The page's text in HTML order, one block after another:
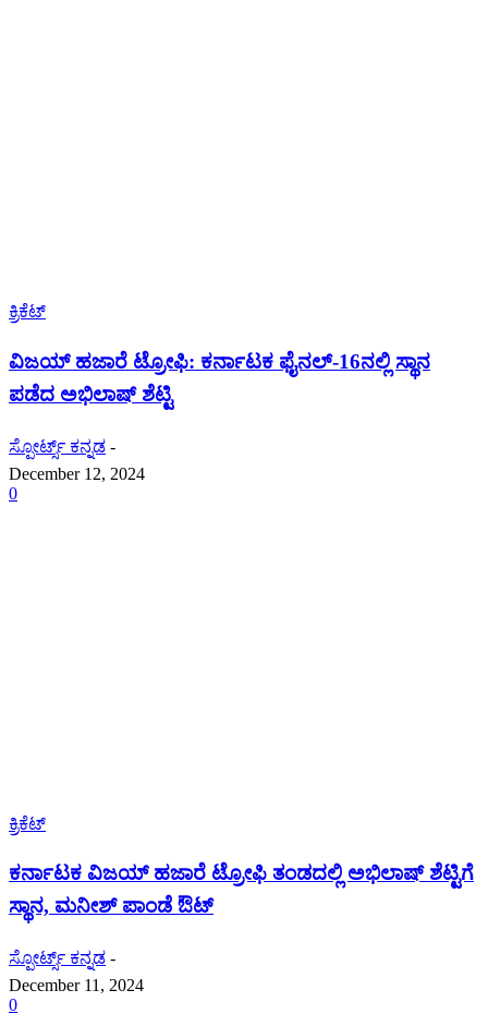
ಕ್ರಿಕೆಟ್
ವಿಜಯ್ ಹಜಾರೆ ಟ್ರೋಫಿ: ಕರ್ನಾಟಕ ಫೈನಲ್-16ನಲ್ಲಿ ಸ್ಥಾನ
ಪಡೆದ ಅಭಿಲಾಷ್ ಶೆಟ್ಟಿ
ಸ್ಪೋರ್ಟ್ಸ್ ಕನ್ನಡ -
December 12, 2024
0
ಕ್ರಿಕೆಟ್
ಕರ್ನಾಟಕ ವಿಜಯ್ ಹಜಾರೆ ಟ್ರೋಫಿ ತಂಡದಲ್ಲಿ ಅಭಿಲಾಷ್ ಶೆಟ್ಟಿಗೆ
ಸ್ಥಾನ, ಮನೀಶ್ ಪಾಂಡೆ ಔಟ್
ಸ್ಪೋರ್ಟ್ಸ್ ಕನ್ನಡ -
December 11, 2024
0